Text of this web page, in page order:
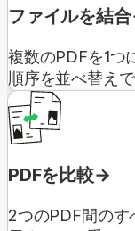
ファイルを結合
複数のPDFを1つ
順序を並べ替えで
PDFを比較
2つのPDF間のす